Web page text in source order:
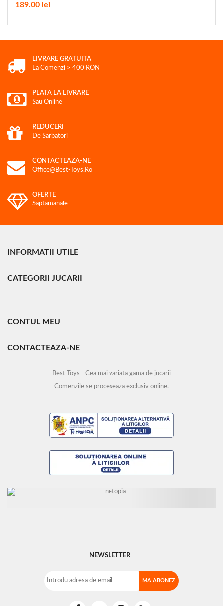
189.00 lei
LIVRARE GRATUITA
La Comenzi > 400 RON
PLATA LA LIVRARE
Sau Online
REDUCERI
De Sarbatori
CONTACTEAZA-NE
Office@best-Toys.ro
OFERTE
Saptamanale
INFORMATII UTILE
CATEGORII JUCARII
CONTUL MEU
CONTACTEAZA-NE
Best Toys - Cea mai variata gama de jucarii
Comenzile se proceseaza exclusiv online.
NEWSLETTER